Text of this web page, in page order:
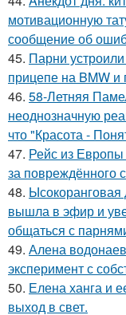
мотивационную
сообщение об
45. Парни
прицепе на BMW и
46. 58-Летняя
неоднозначную
что "Красота -
47. Рейс из
за повреждённого
48. Ысокоранговая
вышла в эфир и
общаться с
49. Алена
эксперимент с
50. Елена ханга и
выход в свет.